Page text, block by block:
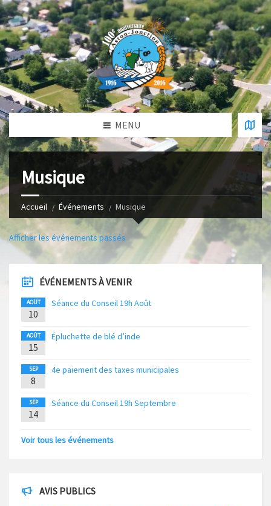
MENU
Musique
Accueil Événements Musique
Afficher les événements passés
ÉVÉNEMENTS À VENIR
AOÛT
10
Séance du Conseil 19h Août
AOÛT
15
Épluchette de blé d’inde
SEP
8
4e paiement des taxes municipales
SEP
14
Séance du Conseil 19h Septembre
Voir tous les événements
AVIS PUBLICS